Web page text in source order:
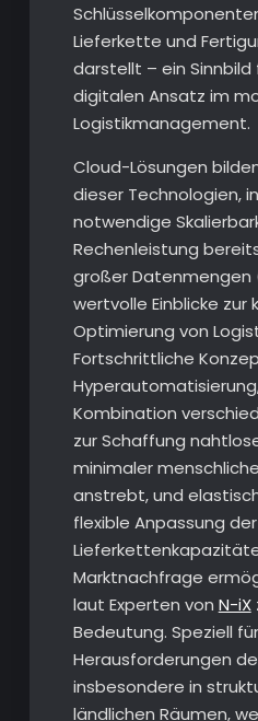
Lieferkette und
darstellt – ein
digitalen Ansatz im
Logistikmanagement.
Cloud-Lösungen
dieser Technologien,
notwendige
Rechenleistung
großer Datenmengen
wertvolle Einblicke zur
Optimierung von
Fortschrittliche
Kombination
zur Schaffung
minimaler
anstrebt, und
flexible Anpassung der
Marktnachfrage
laut Experten von N-iX
Bedeutung. Speziell
Herausforderungen
insbesondere in
ländlichen Räumen,